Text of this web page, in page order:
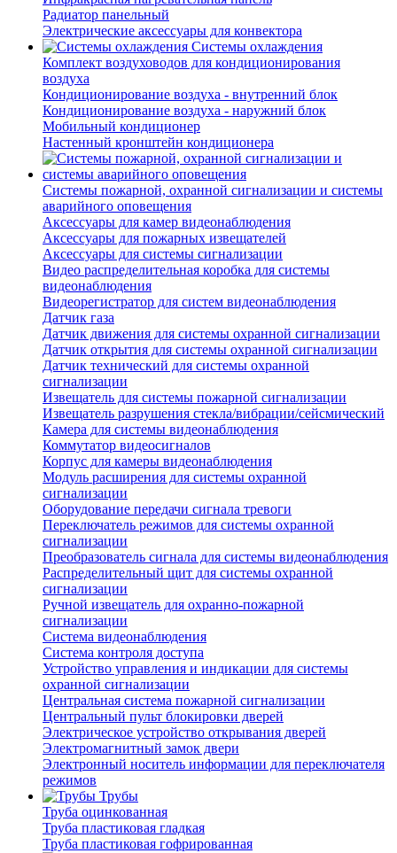
Радиатор панельный
Электрические аксессуары для конвектора
Системы охлаждения
Комплект воздуховодов для кондиционирования
воздуха
Кондиционирование воздуха - внутренний блок
Кондиционирование воздуха - наружний блок
Мобильный кондиционер
Настенный кронштейн кондиционера
Системы пожарной, охранной сигнализации и системы
аварийного оповещения
Аксессуары для камер видеонаблюдения
Аксессуары для пожарных извещателей
Аксессуары для системы сигнализации
Видео распределительная коробка для системы
видеонаблюдения
Видеорегистратор для систем видеонаблюдения
Датчик газа
Датчик движения для системы охранной сигнализации
Датчик открытия для системы охранной сигнализации
Датчик технический для системы охранной
сигнализации
Извещатель для системы пожарной сигнализации
Извещатель разрушения стекла/вибрации/сейсмический
Камера для системы видеонаблюдения
Коммутатор видеосигналов
Корпус для камеры видеонаблюдения
Модуль расширения для системы охранной
сигнализации
Оборудование передачи сигнала тревоги
Переключатель режимов для системы охранной
сигнализации
Преобразователь сигнала для системы видеонаблюдения
Распределительный щит для системы охранной
сигнализации
Ручной извещатель для охранно-пожарной
сигнализации
Система видеонаблюдения
Система контроля доступа
Устройство управления и индикации для системы
охранной сигнализации
Центральная система пожарной сигнализации
Центральный пульт блокировки дверей
Электрическое устройство открывания дверей
Электромагнитный замок двери
Электронный носитель информации для переключателя
режимов
Трубы
Труба оцинкованная
Труба пластиковая гладкая
Труба пластиковая гофрированная